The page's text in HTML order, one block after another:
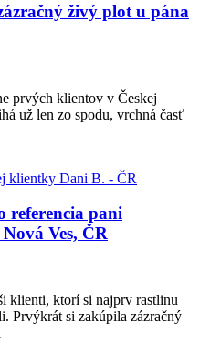
živý plot u pána
prvých klientov v Českej
už len zo spodu, vrchná časť
referencia pani
Ves, ČR
klienti, ktorí si najprv rastlinu
Prvýkrát si zakúpila zázračný